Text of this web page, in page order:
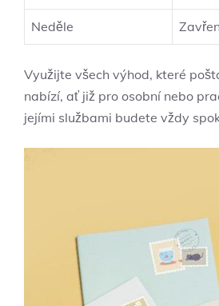
Neděle
Využijte všech výhod, které
nabízí, ať již pro osobní nebo
jejími službami budete vždy